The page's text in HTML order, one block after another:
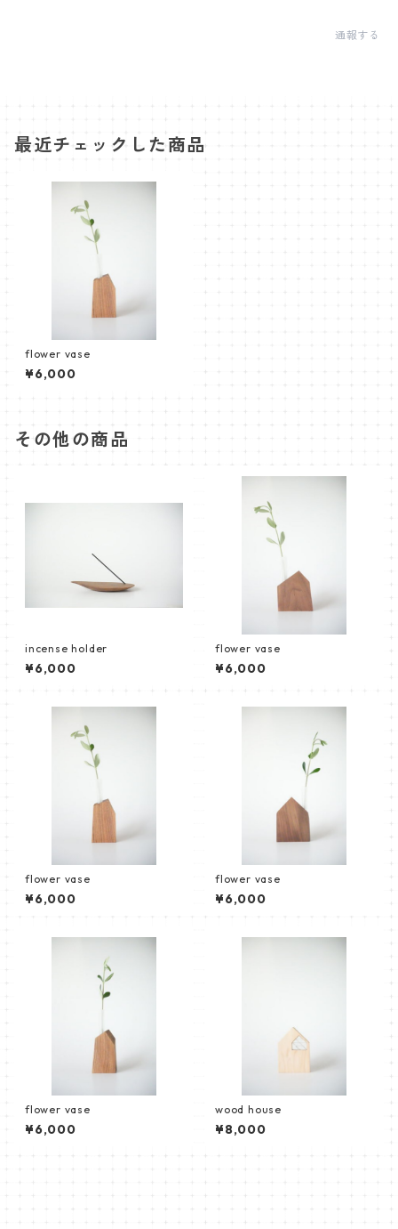
通報する
最近チェックした商品
flower vase
¥6,000
その他の商品
incense holder
¥6,000
flower vase
¥6,000
flower vase
¥6,000
flower vase
¥6,000
flower vase
¥6,000
wood house
¥8,000